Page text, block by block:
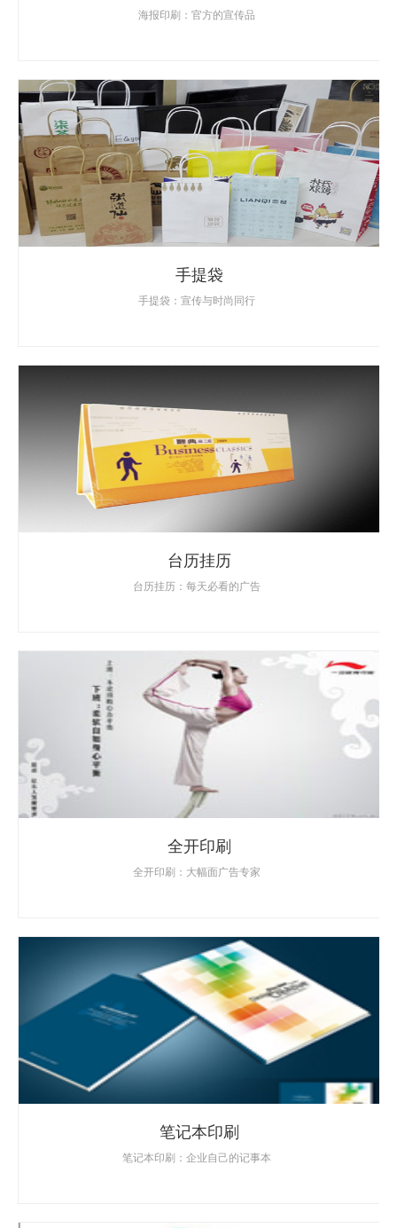
海报印刷：官方的宣传品
手提袋
手提袋：宣传与时尚同行
台历挂历
台历挂历：每天必看的广告
全开印刷
全开印刷：大幅面广告专家
笔记本印刷
笔记本印刷：企业自己的记事本